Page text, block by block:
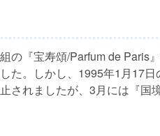
の『宝寿頌/Parfum de Paris
た。しかし、1995年1月17
されましたが、3月には『国